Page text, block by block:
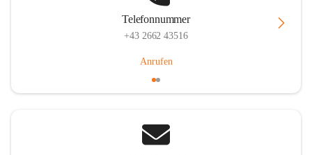
Telefonnummer
+43 2662 43516
Anrufen